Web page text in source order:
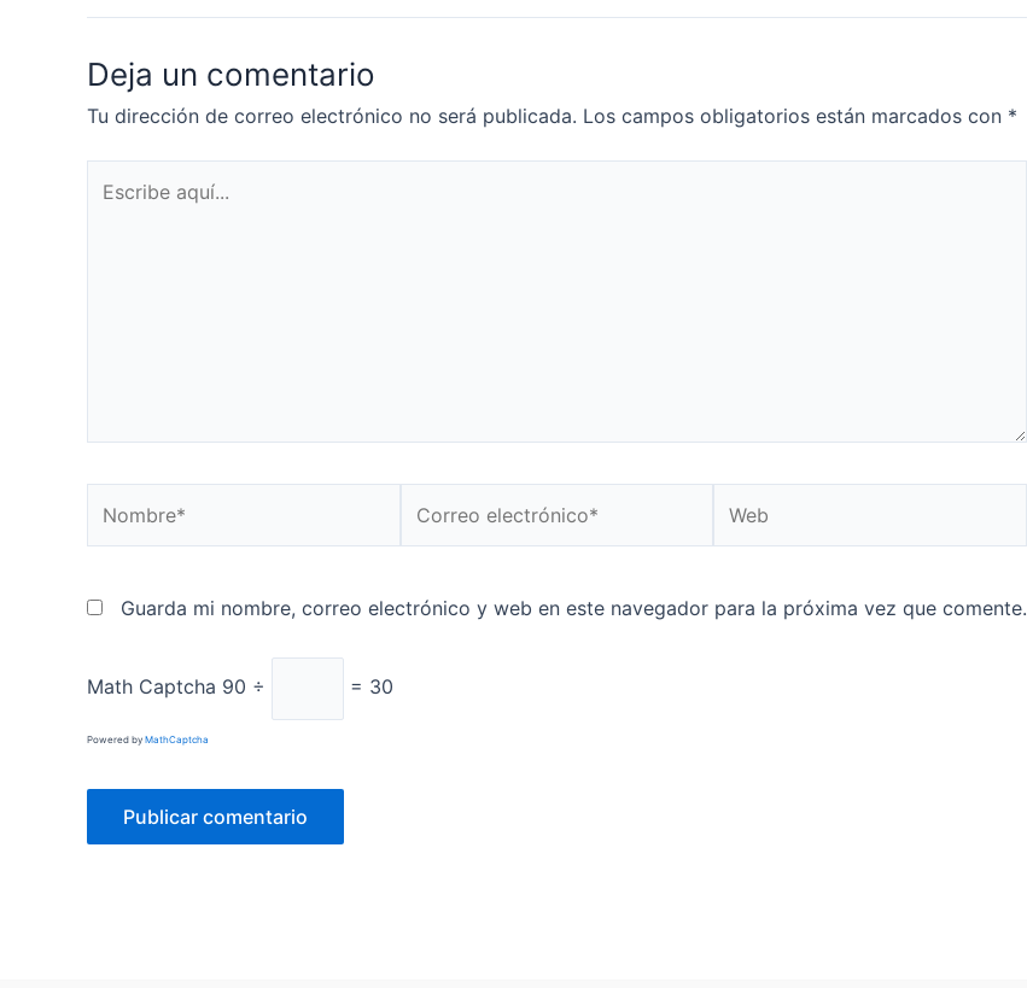
Deja un comentario
Tu dirección de correo electrónico no será publicada. Los campos obligatorios están marcados con *
aquí...
electrónico*
Guarda mi nombre, correo electrónico y web en este navegador para la próxima vez que comente.
Math Captcha 90 ÷ = 30
Powered by MathCaptcha